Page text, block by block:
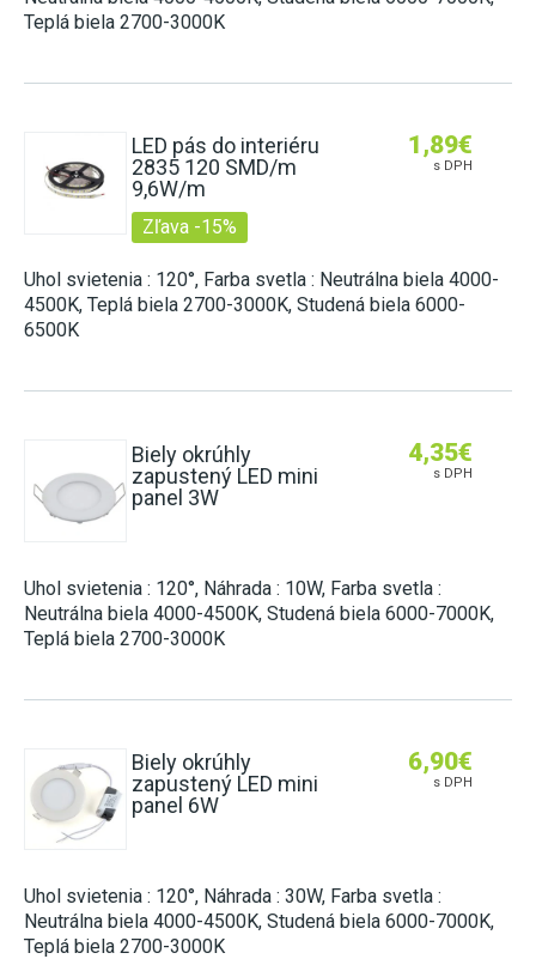
VISIACE LAMPY
HLINÍKOVÉ LIŠTY
E27 (KLASICKÝ ZÁVIT)
ŽIAROVKY DO VEREJNÉHO OSVETLENIA
INÉ ŽIAROVKY (MR11, AR111, GU11)
LED MODULY (DO STROPNÍC)
2G11 (DO POULIČNÝCH LÁMP)
LINEÁRNE SVIETIDLÁ
GERMICÍDNE LAMPY
TRUBICOVÉ SVIETIDLÁ INTERIÉROVÉ
ZÁSUVKY DO NÁBYTKU
STMIEVANIE
SMART
LED NAPÁJACIE ZDROJE
VYCHYTÁVKY
Teplá biela 2700-3000K
LED pás do interiéru
2835 120 SMD/m
9,6W/m
Zľava -15%
1,89€
s DPH
Uhol svietenia : 120°, Farba svetla : Neutrálna biela 4000-
4500K, Teplá biela 2700-3000K, Studená biela 6000-
6500K
Biely okrúhly
zapustený LED mini
panel 3W
4,35€
s DPH
Uhol svietenia : 120°, Náhrada : 10W, Farba svetla :
Neutrálna biela 4000-4500K, Studená biela 6000-7000K,
Teplá biela 2700-3000K
Biely okrúhly
zapustený LED mini
panel 6W
6,90€
s DPH
Uhol svietenia : 120°, Náhrada : 30W, Farba svetla :
Neutrálna biela 4000-4500K, Studená biela 6000-7000K,
Teplá biela 2700-3000K